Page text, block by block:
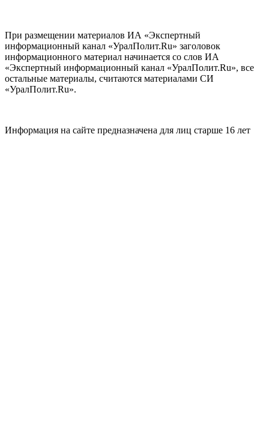
При размещении материалов ИА «Экспертный
информационный канал «УралПолит.Ru» заголовок
информационного материал начинается со слов ИА
«Экспертный информационный канал «УралПолит.Ru», все
остальные материалы, считаются материалами СИ
«УралПолит.Ru».
Информация на сайте предназначена для лиц старше 16 лет